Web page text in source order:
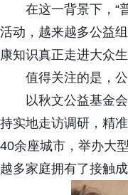
在这一背景下，“
活动，越来越多公益
康知识真正走进大众生
值得关注的是，
以秋文公益基金
持实地走访调研，精
40余座城市，举办大
越多家庭拥有了接触